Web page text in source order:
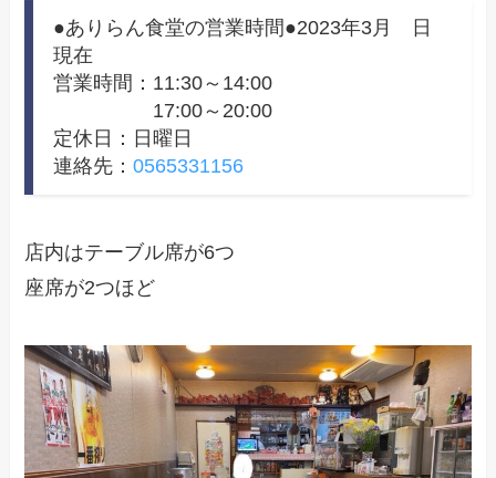
●ありらん食堂の営業時間●2023年3月 日
現在
営業時間：11:30～14:00
17:00～20:00
定休日：日曜日
連絡先：0565331156
店内はテーブル席が6つ
座席が2つほど